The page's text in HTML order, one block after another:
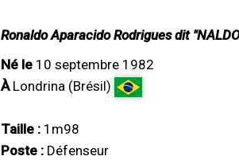
Ronaldo Aparacido Rodrigues dit
Né le 10 septembre 1982
ÀLondrina (Brésil)
Taille : 1m98
Poste : Défenseur